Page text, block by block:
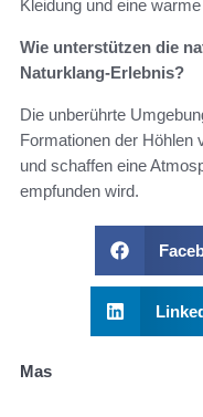
Kleidung und eine
Wie unterstützen die
Naturklang-Erlebnis?
Die unberührte
Formationen der Höhlen
und schaffen eine
empfunden wird.
Mas